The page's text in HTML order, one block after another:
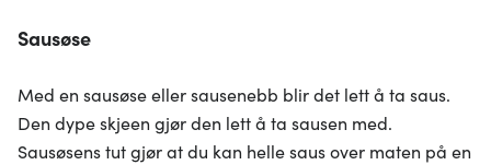
Sausøse
Med en sausøse eller sausenebb blir det lett å ta saus.
Den dype skjeen gjør den lett å ta sausen med.
Sausøsens tut gjør at du kan helle saus over maten på en